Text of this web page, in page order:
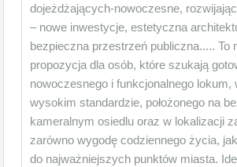
dojeżdżających-nowoczesne,
– nowe inwestycje, estetyczna
bezpieczna przestrzeń publiczna..... To
propozycja dla osób, które szukają
nowoczesnego i funkcjonalnego lokum,
wysokim standardzie, położonego na
kameralnym osiedlu oraz w lokalizacji
zarówno wygodę codziennego życia,
do najważniejszych punktów miasta.